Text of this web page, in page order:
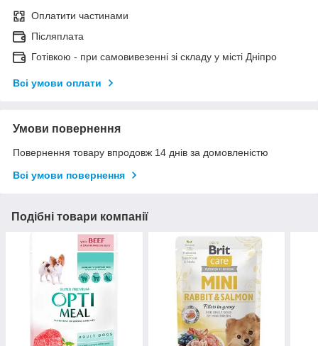
Оплатити частинами
Післяплата
Готівкою - при самовивезенні зі складу у місті Дніпро
Всі умови оплати
Умови повернення
Повернення товару впродовж 14 днів за домовленістю
Всі умови повернення
Подібні товари компанії